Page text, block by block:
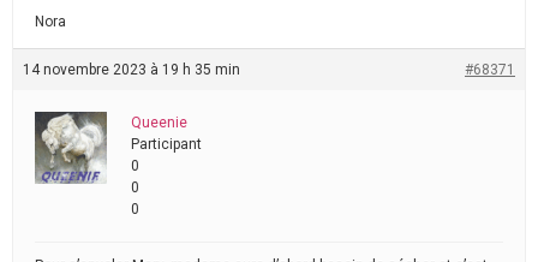
Nora
14 novembre 2023 à 19 h 35 min #68371
Queenie
Participant
0
0
0